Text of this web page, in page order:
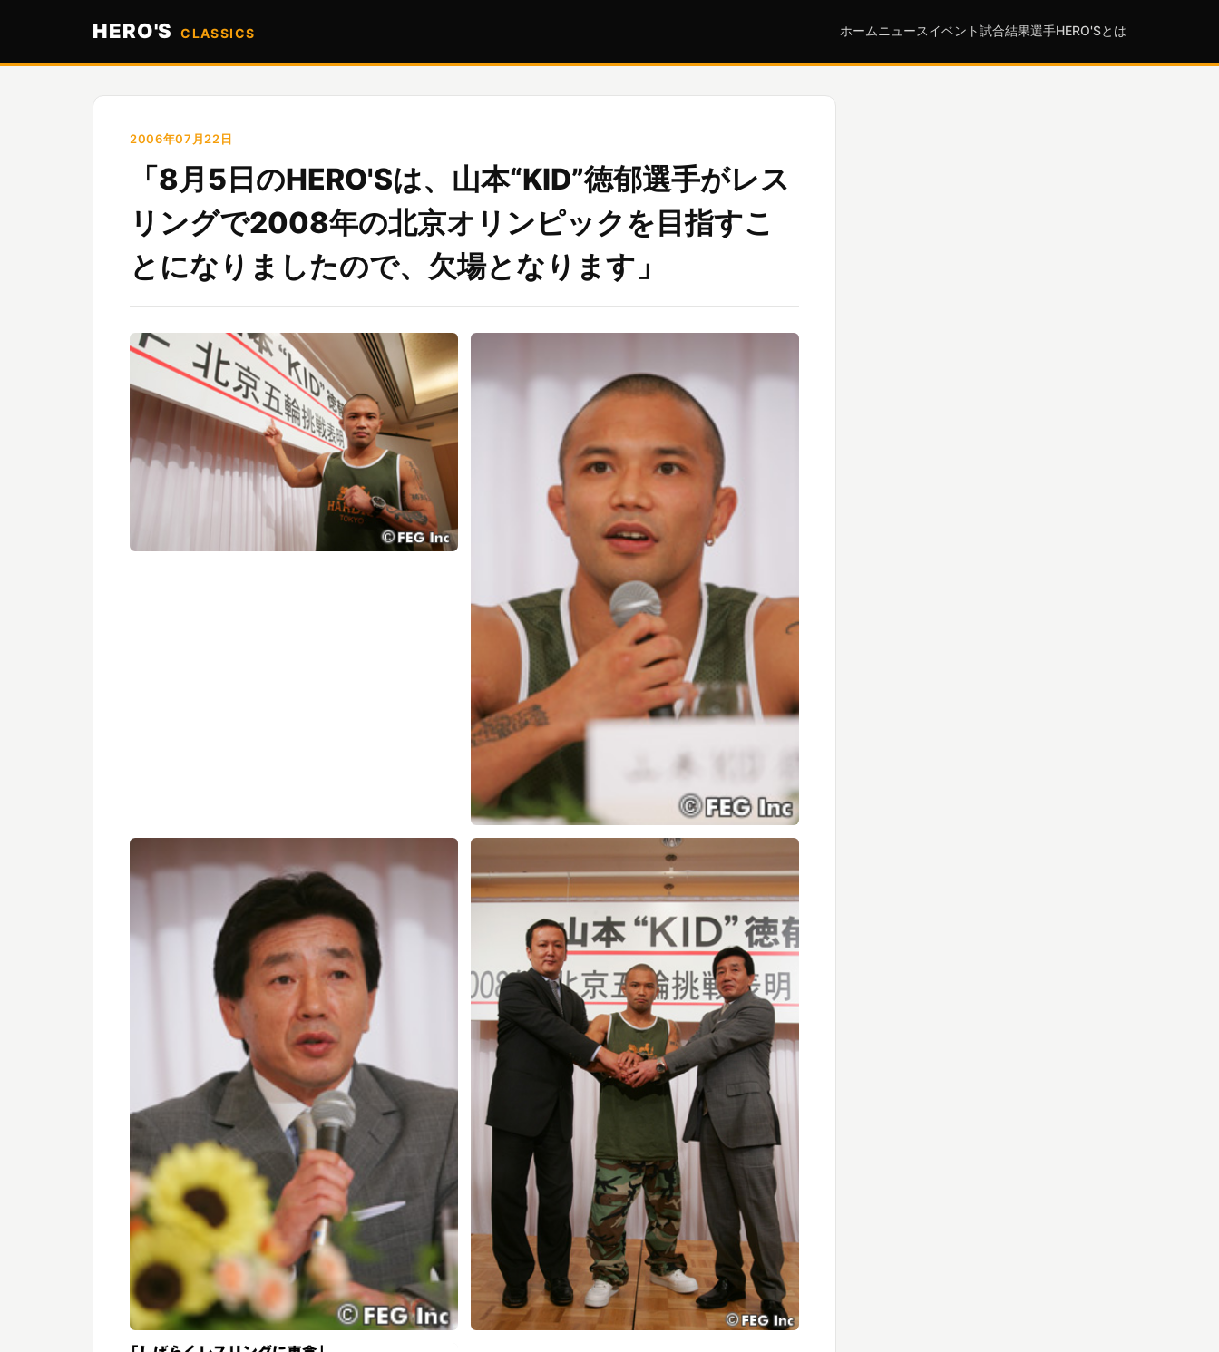
HERO'S CLASSICS ホーム ニュースイベント試合結果選手HERO'Sとは
2006年07月22日
「8月5日のHERO'Sは、山本“KID”徳郁選手がレス
リングで2008年の北京オリンピックを目指すこ
とになりましたので、欠場となります」